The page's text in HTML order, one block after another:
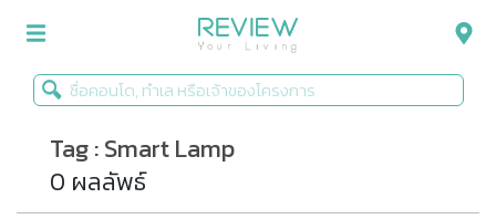
รีวิวคอนโด
รีวิวบ้าน
Tag : Smart Lamp
0 ผลลัพธ์